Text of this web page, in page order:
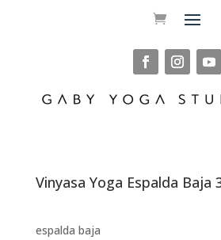
Vinyasa Yoga Espalda Baja
espalda baja